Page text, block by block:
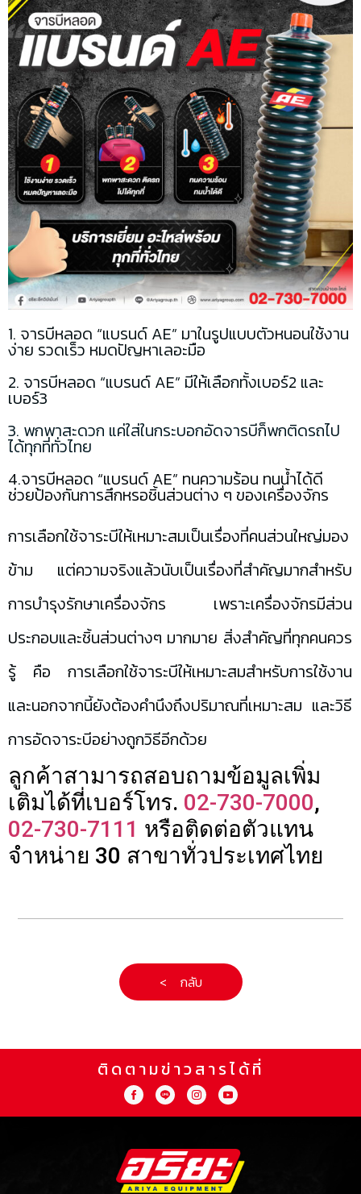
1. จารบีหลอด “แบรนด์ AE” มาในรูปแบบตัวหนอนใช้งาน
ง่าย รวดเร็ว หมดปัญหาเลอะมือ
2. จารบีหลอด “แบรนด์ AE” มีให้เลือกทั้งเบอร์2 และ
เบอร์3
3. พกพาสะดวก แค่ใส่ในกระบอกอัดจารบีก็พกติดรถไป
ได้ทุกที่ทั่วไทย
4.จารบีหลอด “แบรนด์ AE” ทนความร้อน ทนน้ำได้ดี
ช่วยป้องกันการสึกหรอชิ้นส่วนต่าง ๆ ของเครื่องจักร
การเลือกใช้จาระบีให้เหมาะสมเป็นเรื่องที่คนส่วนใหญ่มอง
ข้าม แต่ความจริงแล้วนับเป็นเรื่องที่สำคัญมากสำหรับ
การบำรุงรักษาเครื่องจักร เพราะเครื่องจักรมีส่วน
ประกอบและชิ้นส่วนต่างๆ มากมาย สิ่งสำคัญที่ทุกคนควร
รู้ คือ การเลือกใช้จาระบีให้เหมาะสมสำหรับการใช้งาน
และนอกจากนี้ยังต้องคำนึงถึงปริมาณที่เหมาะสม และวิธี
การอัดจาระบีอย่างถูกวิธีอีกด้วย
ลูกค้าสามารถสอบถามข้อมูลเพิ่ม
เติมได้ที่เบอร์โทร. 02-730-7000,
02-730-7111 หรือติดต่อตัวแทน
จำหน่าย 30 สาขาทั่วประเทศไทย
< กลับ
ติดตามข่าวสารได้ที่